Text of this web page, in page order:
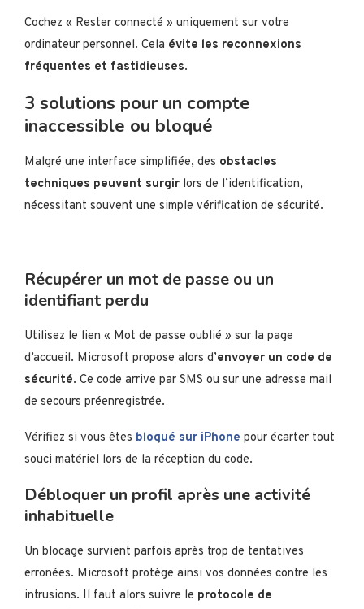
Cochez « Rester connecté » uniquement sur votre
ordinateur personnel. Cela évite les reconnexions
fréquentes et fastidieuses.
3 solutions pour un compte
inaccessible ou bloqué
Malgré une interface simplifiée, des obstacles
techniques peuvent surgir lors de l’identification,
nécessitant souvent une simple vérification de sécurité.
Récupérer un mot de passe ou un
identifiant perdu
Utilisez le lien « Mot de passe oublié » sur la page
d’accueil. Microsoft propose alors d’envoyer un code de
sécurité. Ce code arrive par SMS ou sur une adresse mail
de secours préenregistrée.
Vérifiez si vous êtes bloqué sur iPhone pour écarter tout
souci matériel lors de la réception du code.
Débloquer un profil après une activité
inhabituelle
Un blocage survient parfois après trop de tentatives
erronées. Microsoft protège ainsi vos données contre les
intrusions. Il faut alors suivre le protocole de